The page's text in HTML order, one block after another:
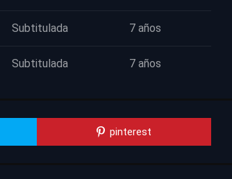
Subtitulada 7 años
Subtitulada 7 años
pinterest